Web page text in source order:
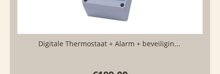
Digitale Thermostaat + Alarm + beveiligin...